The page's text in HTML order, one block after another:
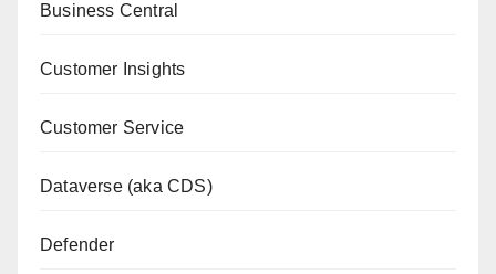
Business Central
Customer Insights
Customer Service
Dataverse (aka CDS)
Defender